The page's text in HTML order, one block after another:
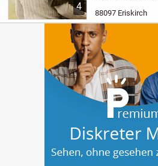
4
entstehen zwei
mit insgesamt 17
Wohnungen für...
88097 Eriskirch